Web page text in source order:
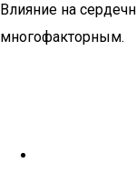
Влияние на
многофакторным.